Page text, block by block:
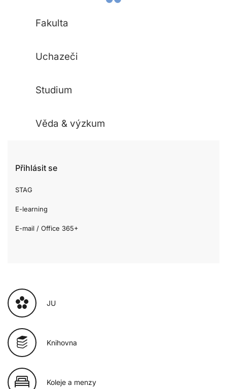
Fakulta
Uchazeči
Studium
Věda & výzkum
Přihlásit se
STAG
E-learning
E-mail / Office 365+
JU
Knihovna
Koleje a menzy